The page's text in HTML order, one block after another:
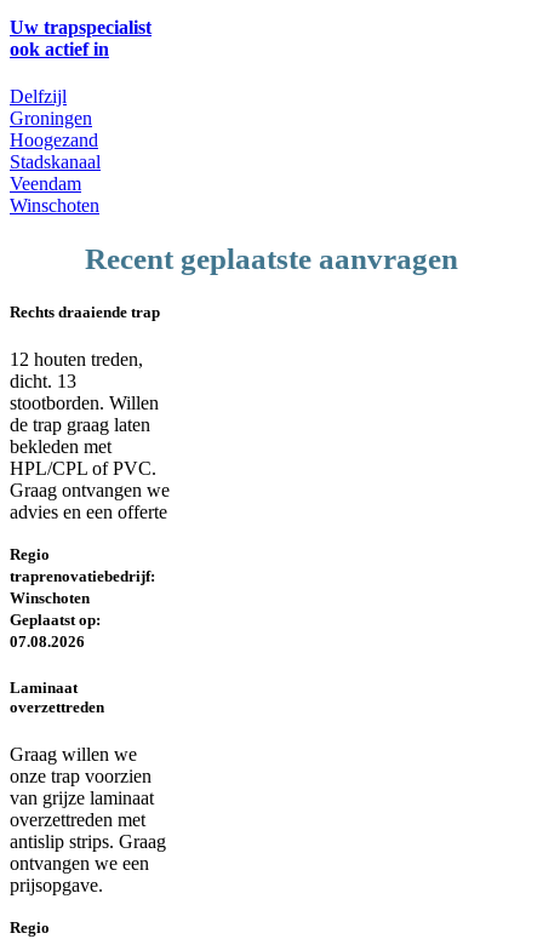
Uw trapspecialist
ook actief in
Delfzijl
Groningen
Hoogezand
Stadskanaal
Veendam
Winschoten
Recent geplaatste aanvragen
Rechts draaiende trap
12 houten treden,
dicht. 13
stootborden. Willen
de trap graag laten
bekleden met
HPL/CPL of PVC.
Graag ontvangen we
advies en een offerte
Regio
traprenovatiebedrijf:
Winschoten
Geplaatst op:
07.08.2026
Laminaat
overzettreden
Graag willen we
onze trap voorzien
van grijze laminaat
overzettreden met
antislip strips. Graag
ontvangen we een
prijsopgave.
Regio